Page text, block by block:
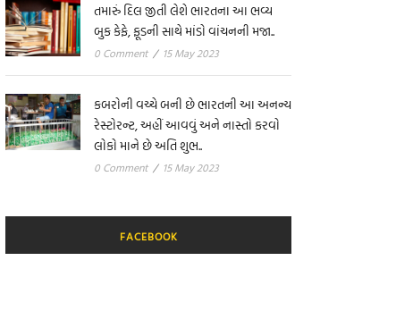
તમારું દિલ જીતી લેશે ભારતના આ ભવ્ય
બુક કેફે, ફૂડની સાથે માંડો વાંચનની મજા..
0 Comment / 15 May 2023
કબરોની વચ્ચે બની છે ભારતની આ અનન્ય
રેસ્ટોરન્ટ, અહીં આવવું અને નાસ્તો કરવો
લોકો માને છે અતિ શુભ..
0 Comment / 15 May 2023
FACEBOOK